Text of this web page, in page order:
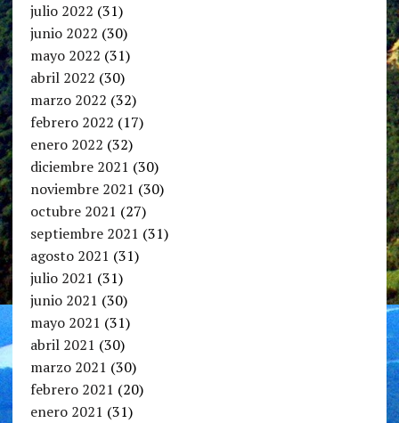
julio 2022 (31)
junio 2022 (30)
mayo 2022 (31)
abril 2022 (30)
marzo 2022 (32)
febrero 2022 (17)
enero 2022 (32)
diciembre 2021 (30)
noviembre 2021 (30)
octubre 2021 (27)
septiembre 2021 (31)
agosto 2021 (31)
julio 2021 (31)
junio 2021 (30)
mayo 2021 (31)
abril 2021 (30)
marzo 2021 (30)
febrero 2021 (20)
enero 2021 (31)